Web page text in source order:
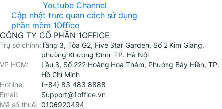
Youtube Channel
Cập nhật trực quan cách sử dụng
phần mềm 1Office
CÔNG TY CỔ PHẦN 1OFFICE
Trụ sở chính:Tầng 3, Tòa G2, Five Star Garden, Số 2 Kim Giang,
phường Khương Đình, TP. Hà Nội
VP HCM:
Lầu 3, Số 222 Hoàng Hoa Thám, Phường Bảy Hiền, TP.
Hồ Chí Minh
Hotline:
(+84) 83 483 8888
Email:
Support@1office.vn
Mã số thuế: 0106920494